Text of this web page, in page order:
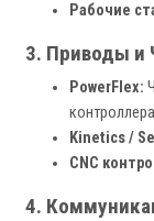
Рабочие
3. Приводы и
PowerFlex:
Kinetics /
CNC
4.